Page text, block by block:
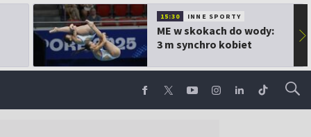
15:30 INNE SPORTY
ME w skokach do wody:
3 m synchro kobiet
▶